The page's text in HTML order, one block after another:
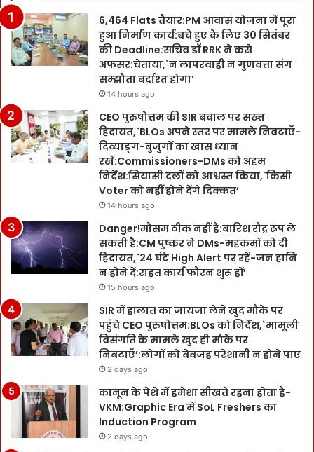
6,464 Flats तैयार:PM आवास योजना में पूरा
हुआ निर्माण कार्य:बचे हुए के लिए 30 सितंबर
की Deadline:सचिव डॉ RRK ने कसे
अफसर:चेताया,`न लापरवाही न गुणवत्ता संग
सम्झौता बर्दाश्त होगा’
14 hours ago
CEO पुरुषोत्तम की SIR बवाल पर सख्त
हिदायत,`BLOs अपने स्तर पर मामले निबटाएँ-
दिव्याङ्ग-बुजुर्गों का खास ध्यान
रखें:Commissioners-DMs को अहम
निर्देश:सियासी दलों को आश्वस्त किया,`किसी
Voter को नहीं होने देंगे दिक्कत’
14 hours ago
Danger!मौसम ठीक नहीं है:बारिश रौद्र रूप ले
सकती है:CM पुष्कर ने DMs-महकमों को दी
हिदायत,`24 घंटे High Alert पर रहें-जन हानि
न होने दें:राहत कार्य फौरन शुरू हों’
15 hours ago
SIR में हालात का जायजा लेने खुद मौके पर
पहुंचे CEO पुरुषोत्तम:BLOs को निर्देश,`मामूली
विसंगति के मामले खुद ही मौके पर
निबटाएँ’:लोगों को बेवजह परेशानी न होने पाए
2 days ago
कानून के पेशे में हमेशा सीखते रहना होता है-
VKM:Graphic Era में SoL Freshers का
Induction Program
2 days ago